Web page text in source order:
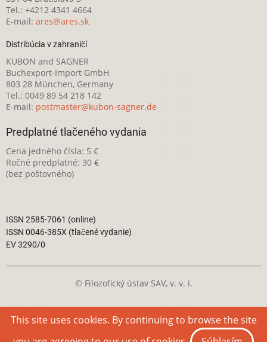
Tel.: +4212 4341 4664
E-mail: ares@ares.sk
Distribúcia v zahraničí
KUBON and SAGNER
Buchexport-Import GmbH
803 28 München, Germany
Tel.: 0049 89 54 218 142
E-mail: postmaster@kubon-sagner.de
Predplatné tlačeného vydania
Cena jedného čísla: 5 €
Ročné predplatné: 30 €
(bez poštovného)
ISSN 2585-7061 (online)
ISSN 0046-385X (tlačené vydanie)
EV 3290/0
© Filozofický ústav SAV, v. v. i.
Táto webová stránka je licencovaná podCreative Commons
Attribution-NonCommercial 4.0 International License
This site uses cookies. By continuing to browse the site